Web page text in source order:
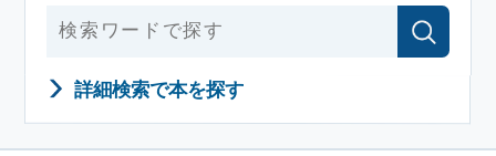
詳細検索で本を探す